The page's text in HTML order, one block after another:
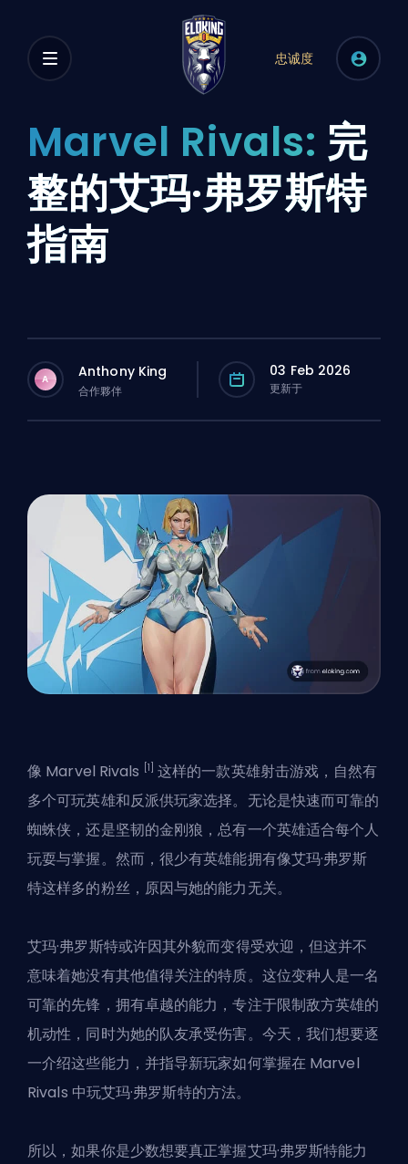
忠诚度
Marvel Rivals: 完
整的艾玛·弗罗斯特
指南
A Anthony King
合作夥伴
03 Feb 2026
更新于
像 Marvel Rivals [1] 这样的一款英雄射击游戏，自然有
多个可玩英雄和反派供玩家选择。无论是快速而可靠的
蜘蛛侠，还是坚韧的金刚狼，总有一个英雄适合每个人
玩耍与掌握。然而，很少有英雄能拥有像艾玛·弗罗斯
特这样多的粉丝，原因与她的能力无关。
艾玛·弗罗斯特或许因其外貌而变得受欢迎，但这并不
意味着她没有其他值得关注的特质。这位变种人是一名
可靠的先锋，拥有卓越的能力，专注于限制敌方英雄的
机动性，同时为她的队友承受伤害。今天，我们想要逐
一介绍这些能力，并指导新玩家如何掌握在 Marvel
Rivals 中玩艾玛·弗罗斯特的方法。
所以，如果你是少数想要真正掌握艾玛·弗罗斯特能力